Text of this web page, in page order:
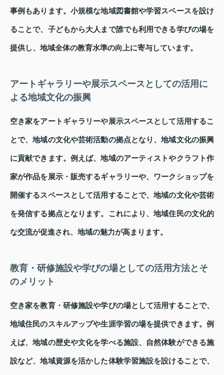
事例もあります。小規模な地域図書館や学習スペースを設け
ることで、子どもから大人まで誰でも利用できる学びの場を
提供し、地域全体の教育水準の向上に寄与しています。
アートギャラリーや展示スペースとしての活用に
よる地域文化の振興
空き家をアートギャラリーや展示スペースとして活用するこ
とで、地域の文化や芸術活動の拠点となり、地域文化の振興
に貢献できます。例えば、地域のアーティストやクラフト作
家が作品を展示・販売するギャラリーや、ワークショップを
開催するスペースとして活用することで、地域の文化や芸術
を発信する拠点となります。これにより、地域住民の文化的
な交流が促進され、地域の魅力が高まります。
教育・研修施設や学びの場としての活用方法とそ
のメリット
空き家を教育・研修施設や学びの場として活用することで、
地域住民のスキルアップや生涯学習の場を提供できます。例
えば、地域の歴史や文化を学べる施設、自然体験ができる施
設など、地域資源を活かした体験学習施設を設けることで、